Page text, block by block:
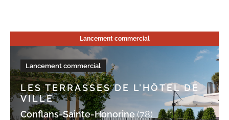
Lancement commercial
Lancement commercial
LES TERRASSES DE L’HÔTEL DE
VILLE
Conflans-Sainte-Honorine
(78)